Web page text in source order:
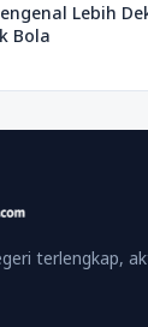
Lebih
Bola
terlengkap,